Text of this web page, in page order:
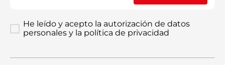
He leído y acepto la autorización de datos
personales y la política de privacidad